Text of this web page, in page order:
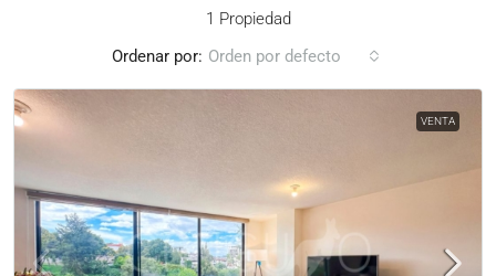
1 Propiedad
Ordenar por: Orden por defecto
VENTA